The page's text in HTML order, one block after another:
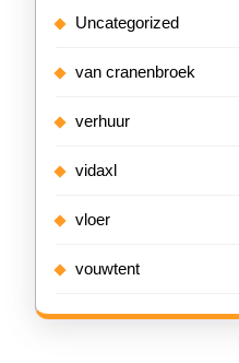
Uncategorized
van cranenbroek
verhuur
vidaxl
vloer
vouwtent